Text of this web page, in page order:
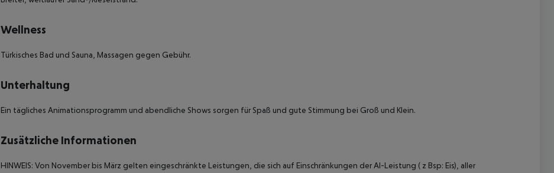
Wellness
Türkisches Bad und Sauna, Massagen gegen Gebühr.
Unterhaltung
Ein tägliches Animationsprogramm und abendliche Shows sorgen für Spaß und gute Stimmung bei Groß und Klein.
Zusätzliche Informationen
HINWEIS: Von November bis März gelten eingeschränkte Leistungen, die sich auf Einschränkungen der AI-Leistung ( z Bsp: Eis), aller